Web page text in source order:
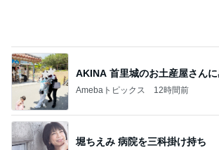
堀ちえみ 病院を三科掛け持ち
Amebaトピックス 2日前
SNSで人気のヘアケアがdeal対象